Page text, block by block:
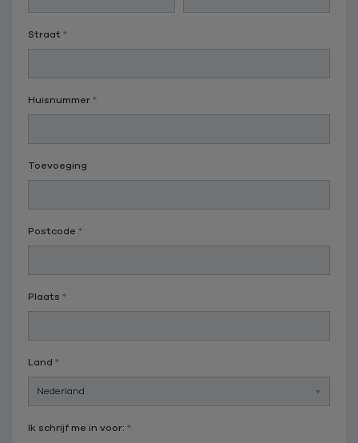
Straat
Huisnummer
Toevoeging
Postcode
Plaats
Land
Ik schrijf me in voor: